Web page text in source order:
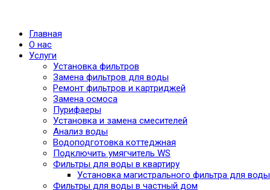
Главная
О нас
Услуги
Установка фильтров
Замена фильтров для воды
Ремонт фильтров и картриджей
Замена осмоса
Пурифаеры
Установка и замена смесителей
Анализ воды
Водоподготовка коттеджная
Подключить умягчитель WS
Фильтры для воды в квартиру
Установка магистрального фильтра для воды
Фильтры для воды в частный дом